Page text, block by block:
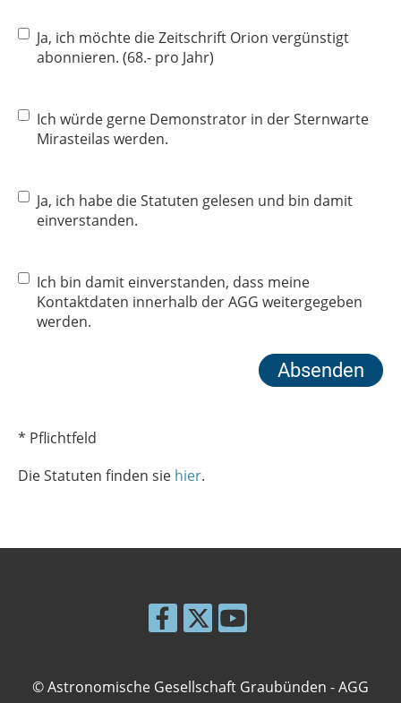
Ja, ich möchte die Zeitschrift Orion vergünstigt
abonnieren. (68.- pro Jahr)
Ich würde gerne Demonstrator in der Sternwarte
Mirasteilas werden.
Ja, ich habe die Statuten gelesen und bin damit
einverstanden.
Ich bin damit einverstanden, dass meine
Kontaktdaten innerhalb der AGG weitergegeben
werden.
* Pflichtfeld
Die Statuten finden sie hier.
© Astronomische Gesellschaft Graubünden - AGG